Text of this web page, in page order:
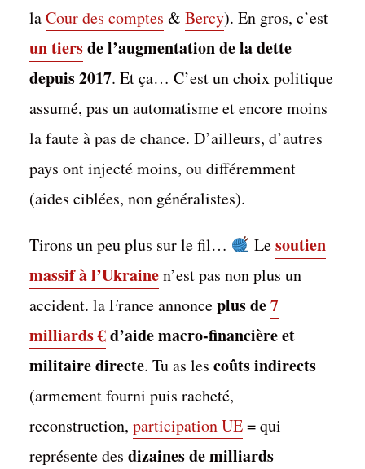
la France depuis 2017
parMatthieu Biasotto DansAktukitu, Mini-Pelote
laCour des comptes & Bercy). En gros, c’est
un tiersde l’augmentation de la dette
depuis 2017. Et ça… C’est un choix politique
assumé, pas un automatisme et encore moins
la faute à pas de chance. D’ailleurs, d’autres
pays ont injecté moins, ou différemment
(aides ciblées, non généralistes).
Tirons un peu plus sur le fil… Lesoutien
massif à l’Ukrainen’est pas non plus un
accident. la France annonceplus de7
milliards €d’aide macro-financière et
militaire directe. Tu as les coûts indirects
(armement fourni puis racheté,
reconstruction, participation UE= qui
représente des dizaines de milliards